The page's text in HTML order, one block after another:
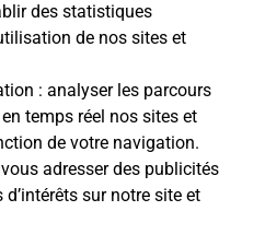
des statistiques
de nos sites et
: analyser les parcours
temps réel nos sites et
de votre navigation.
adresser des publicités
sur notre site et
posées
Poste Mobile ?
mon
?